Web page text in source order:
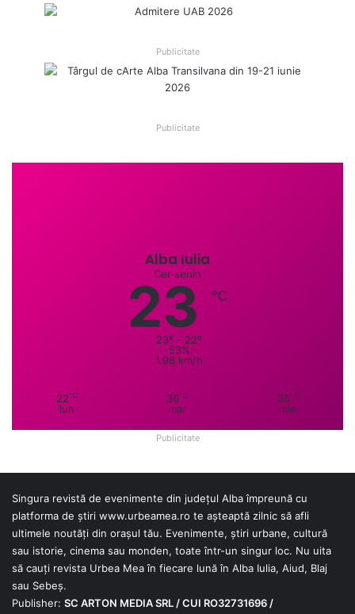
Publicitate
Publicitate
Alba Iulia
Cer senin
23 ℃
23º - 22º
53%
1.98 km/h
22℃
lun
36℃
mar
35℃
mie
Publicitate
Singura revistă de evenimente din județul Alba împreună cu
platforma de știri www.urbeamea.ro te așteaptă zilnic să afli
ultimele noutăți din orașul tău. Evenimente, știri urbane, cultură
sau istorie, cinema sau monden, toate într-un singur loc. Nu uita
să cauți revista Urbea Mea în fiecare lună în Alba Iulia, Aiud, Blaj
sau Sebeș.
Publisher: SC ARTON MEDIA SRL / CUI RO32731696 /